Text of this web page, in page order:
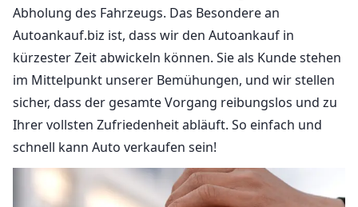
Abholung des Fahrzeugs. Das Besondere an
Autoankauf.biz ist, dass wir den Autoankauf in
kürzester Zeit abwickeln können. Sie als Kunde stehen
im Mittelpunkt unserer Bemühungen, und wir stellen
sicher, dass der gesamte Vorgang reibungslos und zu
Ihrer vollsten Zufriedenheit abläuft. So einfach und
schnell kann Auto verkaufen sein!